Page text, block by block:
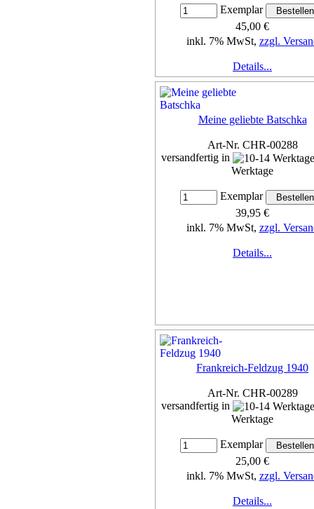
Exemplar
45,00 €
inkl. 7% MwSt, zzgl.
Details...
Meine geliebte Batschka
Art-Nr. CHR-00288
versandfertig in
Werktage
Exemplar
39,95 €
inkl. 7% MwSt, zzgl.
Details...
Frankreich-Feldzug 1940
Art-Nr. CHR-00289
versandfertig in
Werktage
Exemplar
25,00 €
inkl. 7% MwSt, zzgl.
Details...